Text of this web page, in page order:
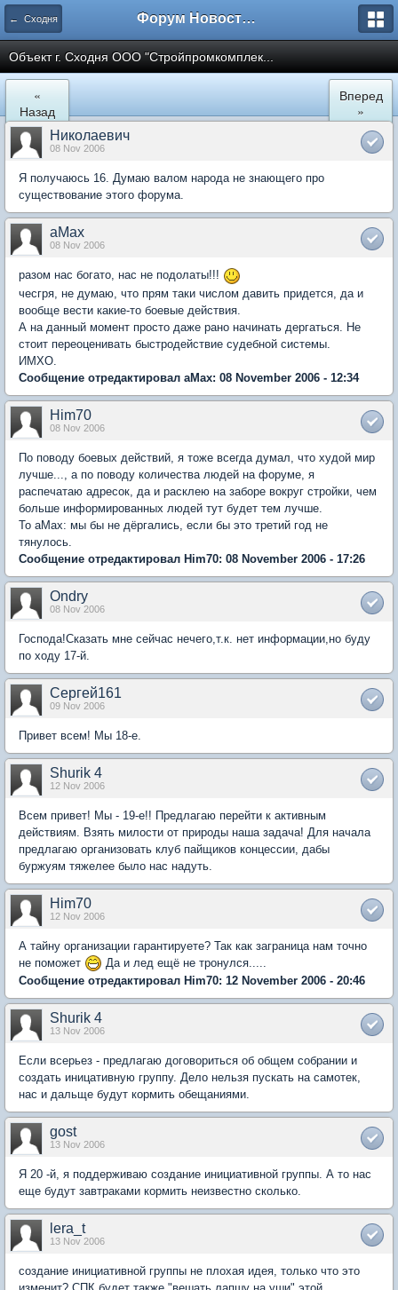
← Сходня Форум Новостройки
Объект г. Сходня ООО "Стройпромкомплек...
«
Назад
Вперед
»
Николаевич
08 Nov 2006
Я получаюсь 16. Думаю валом народа не знающего про
существование этого форума.
aMax
08 Nov 2006
разом нас богато, нас не подолаты!!!
чесгря, не думаю, что прям таки числом давить придется, да и
вообще вести какие-то боевые действия.
А на данный момент просто даже рано начинать дергаться. Не
стоит переоценивать быстродействие судебной системы.
ИМХО.
Сообщение отредактировал aMax: 08 November 2006 - 12:34
Him70
08 Nov 2006
По поводу боевых действий, я тоже всегда думал, что худой мир
лучше..., а по поводу количества людей на форуме, я
распечатаю адресок, да и расклею на заборе вокруг стройки, чем
больше информированных людей тут будет тем лучше.
То aMax: мы бы не дёргались, если бы это третий год не
тянулось.
Сообщение отредактировал Him70: 08 November 2006 - 17:26
Ondry
08 Nov 2006
Господа!Сказать мне сейчас нечего,т.к. нет информации,но буду
по ходу 17-й.
Сергей161
09 Nov 2006
Привет всем! Мы 18-е.
Shurik 4
12 Nov 2006
Всем привет! Мы - 19-е!! Предлагаю перейти к активным
действиям. Взять милости от природы наша задача! Для начала
предлагаю организовать клуб пайщиков концессии, дабы
буржуям тяжелее было нас надуть.
Him70
12 Nov 2006
А тайну организации гарантируете? Так как заграница нам точно
не поможет
Да и лед ещё не тронулся.....
Сообщение отредактировал Him70: 12 November 2006 - 20:46
Shurik 4
13 Nov 2006
Если всерьез - предлагаю договориться об общем собрании и
создать иницативную группу. Дело нельзя пускать на самотек,
нас и дальще будут кормить обещаниями.
gost
13 Nov 2006
Я 20 -й, я поддерживаю создание инициативной группы. А то нас
еще будут завтраками кормить неизвестно сколько.
lera_t
13 Nov 2006
создание инициативной группы не плохая идея, только что это